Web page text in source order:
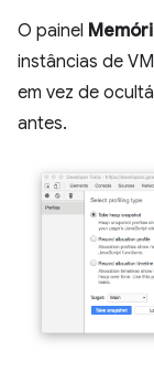
O painel
instâncias de
em vez de
antes.